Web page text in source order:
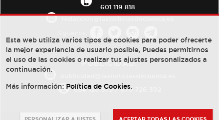
601 119 818
PUBLICIDAD:
684 126 573/670 726 392
Esta web utiliza varios tipos de cookies para poder ofrecerte
la mejor experiencia de usuario posible, Puedes permitirnos
el uso de las cookies o realizar tus ajustes personalizados a
continuación.
Más información: Política de Cookies.